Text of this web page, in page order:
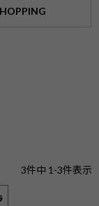
3件中 1 -3件表示